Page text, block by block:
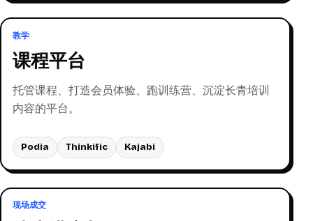
教学
课程平台
托管课程、打造会员体验、跑训练营、沉淀长青培训
内容的平台。
Podia Thinkific Kajabi
现场成交